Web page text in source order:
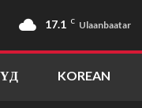
17.1 C Ulaanbaatar
KOREAN